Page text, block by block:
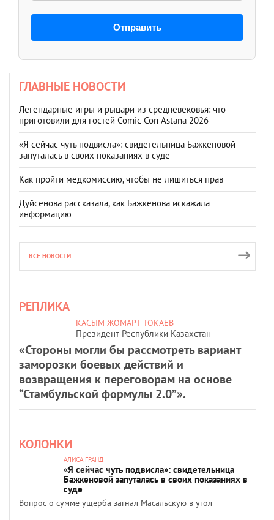
Отправить
ГЛАВНЫЕ НОВОСТИ
Легендарные игры и рыцари из средневековья: что
приготовили для гостей Comic Con Astana 2026
«Я сейчас чуть подвисла»: свидетельница Бажкеновой
запуталась в своих показаниях в суде
Как пройти медкомиссию, чтобы не лишиться прав
Дуйсенова рассказала, как Бажкенова искажала
информацию
ВСЕ НОВОСТИ
РЕПЛИКА
КАСЫМ-ЖОМАРТ ТОКАЕВ
Президент Республики Казахстан
«Стороны могли бы рассмотреть вариант
заморозки боевых действий и
возвращения к переговорам на основе
“Стамбульской формулы 2.0”».
КОЛОНКИ
АЛИСА ГРАНД
«Я сейчас чуть подвисла»: свидетельница
Бажкеновой запуталась в своих показаниях в
суде
Вопрос о сумме ущерба загнал Масальскую в угол